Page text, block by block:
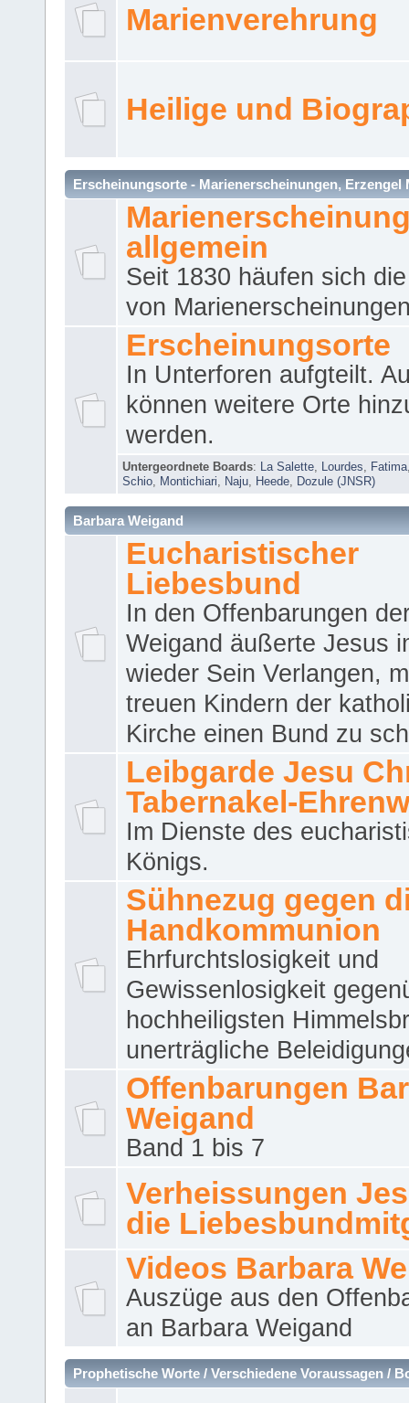
Marienverehrung
Heilige und
Erscheinungsorte - Marienerscheinungen, Erzengel
allgemein
Seit 1830 häufen sich
von
Erscheinungsorte
In Unterforen aufgteilt.
können weitere Orte
werden.
Untergeordnete Boards: La Salette Lourdes Fatima
Schio
Montichiari Naju Heede Dozule (JNSR)
Barbara Weigand
Eucharistischer
Liebesbund
In den Offenbarungen
Weigand äußerte Jesus
wieder Sein Verlangen,
treuen Kindern der
Kirche einen Bund zu
Leibgarde Jesu
Tabernakel-
Im Dienste des
Königs.
Sühnezug gegen
Handkommunion
Ehrfurchtslosigkeit und
Gewissenlosigkeit
hochheiligsten
unerträgliche
Offenbarungen
Weigand
Band 1 bis 7
Verheissungen
die
Videos Barbara
Auszüge aus den
an Barbara Weigand
Prophetische Worte / Verschiedene Voraussagen /